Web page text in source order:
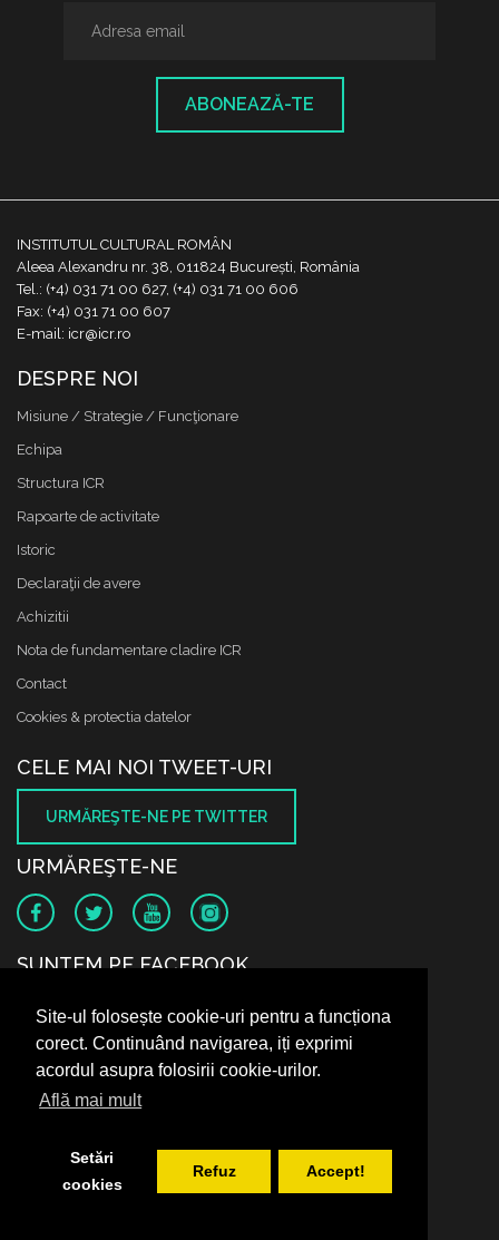
Site-ul folosește cookie-uri pentru a funcționa
corect. Continuând navigarea, iți exprimi
acordul asupra folosirii cookie-urilor.
Află mai mult
Setări
cookies
Refuz Accept!
ABONEAZĂ-TE
INSTITUTUL CULTURAL ROMÂN
Aleea Alexandru nr. 38, 011824 București, România
Tel.: (+4) 031 71 00 627, (+4) 031 71 00 606
Fax: (+4) 031 71 00 607
E-mail: icr@icr.ro
DESPRE NOI
Misiune / Strategie / Funcţionare
Echipa
Structura ICR
Rapoarte de activitate
Istoric
Declaraţii de avere
Achizitii
Nota de fundamentare cladire ICR
Contact
Cookies & protectia datelor
CELE MAI NOI TWEET-URI
URMĂREŞTE-NE PE TWITTER
URMĂREŞTE-NE
SUNTEM PE FACEBOOK